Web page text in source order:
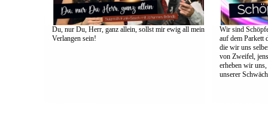
Du, nur Du, Herr, ganz allein, sollst mir ewig all mein
Verlangen sein!
Wir sind
auf dem Parkett
die wir uns
von Zweifel,
erheben wir
unserer